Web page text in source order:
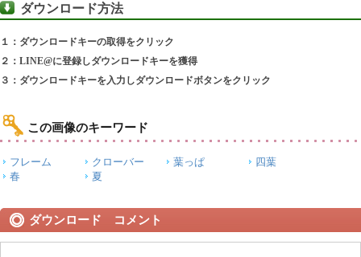
ダウンロード方法
１：ダウンロードキーの取得をクリック
２：LINE@に登録しダウンロードキーを獲得
３：ダウンロードキーを入力しダウンロードボタンをクリック
この画像のキーワード
フレーム クローバー 葉っぱ
四葉
春
夏
ダウンロード コメント